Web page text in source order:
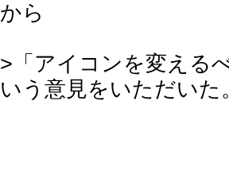
から
>「アイコンを変える
いう意見をいただいた